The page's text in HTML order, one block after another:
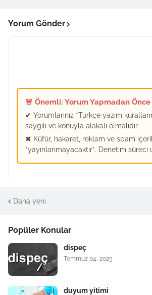
Yorum Gönder
🚨 Önemli: Yorum Yapmadan
✔ Yorumlarınız *Türkçe yazım
saygılı ve konuyla alakalı olmalıdır.
✖ Küfür, hakaret, reklam ve spam
*yayınlanmayacaktır*. Denetim süreci
Daha yeni
Popüler Konular
dispeç
Temmuz 04, 2025
duyum yitimi